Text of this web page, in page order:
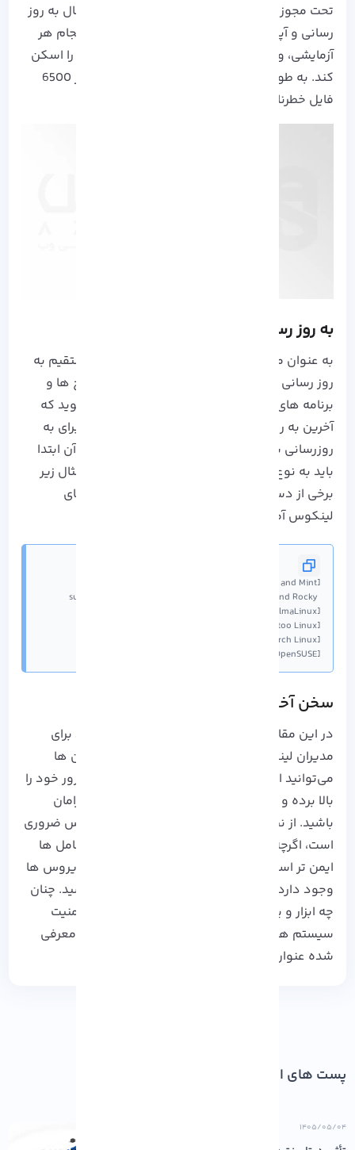
تحت مجوز GPL منتشر شده است که همواره در حال به روز
رسانی و آپدیت می باشد و سعی می کند قبل از انجام هر
آزمایشی، وب سرور ها و نرم افزار های نصب شده را اسکن
کند. به طوری که تا به امروز توانسته است بیش از 6500
فایل خطرناک را شناسایی کند.
به روز رسانی لینوکس
به عنوان مدیر سیستم باید به صورت منظم و مستقیم به
روز رسانی‌ های مربوط به سیستم‌ عامل نظیر پکیج‌ ها و
برنامه‌ های نصب شده را انجام دهید تا مطمئن شوید که
آخرین به روزرسانی‌ های امنیتی را انجام داده‌اید. برای به‌
روزرسانی سیستم عامل لینوکس و نرم افزار های آن ابتدا
باید به نوع توزیع لینوکس خود توجه کنید و در مثال زیر
برخی از دستورات مربوط به به روز رسانی توزیع های
لینکوس آمده است:
sudo yum update         [On RHEL/CentOS/Fedora and Rocky
sudo zypper update      [On OpenSUSE]
سخن آخر
در این مقاله 20 ابزار امنیتی و ویژگی امنیتی مفید برای
مدیران لینوکس معرفی کردیم که با استفاده از آن‌ ها
می‎‌توانید امنیت انواع توزیع‌ های لینوکسی وب‌سرور خود را
بالا برده و از حملات سایبری و آسیب‌های شبکه درامان
باشید. از نظر کارشناسان آنتی ویروس برای لینوکس ضروری
است، اگرچه که لینوکس نصبت به سایر سیستم عامل ها
ایمن تر است ولی باز هم خطر نفوذ بد افزارها و ویروس ها
وجود دارد، اما بهتر است انتی ویروس داشته باشید. چنان‌
چه ابزار و یا هر ماژول دیگری برای افزایش سطح امنیت
سیستم‌ های لینوکسی می‌شناسید که در 20 ابزار معرفی
شده عنوان نشده‌اند با ما به اشتراک بگذارید.
پست های اخیر
۱۴۰۵/۰۵/۰۴